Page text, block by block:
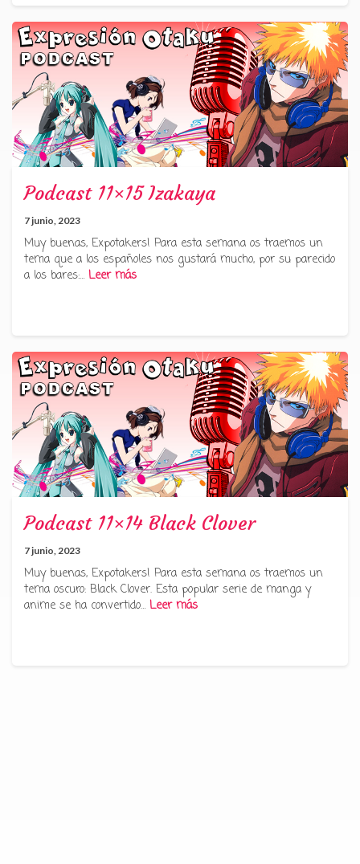
Podcast 11×15 Izakaya
7 junio, 2023
Muy buenas, Expotakers! Para esta semana os traemos un
tema que a los españoles nos gustará mucho, por su parecido
a los bares:… Leer más
Podcast 11×14 Black Clover
7 junio, 2023
Muy buenas, Expotakers! Para esta semana os traemos un
tema oscuro: Black Clover. Esta popular serie de manga y
anime se ha convertido… Leer más